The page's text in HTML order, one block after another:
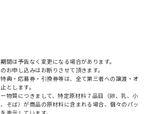
間は予告なく変更になる場合があります。
お申し込みはお断りさせて頂きます。
典・応募券・引換券等は、全て第三者への譲渡・オ
とします。
物質につきまして、特定原材料７品目（卵、乳、小
そば）が商品の原材料に含まれる場合、個々のパッ